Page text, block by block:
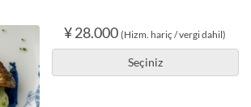
¥ 28.000 (Hizm. hariç / vergi dahil)
Seçiniz